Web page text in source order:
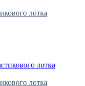
лотка
лотка